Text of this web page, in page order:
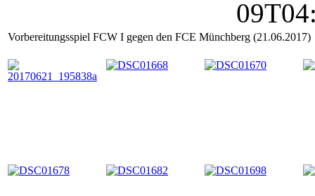
Vorbereitungsspiel FCW I gegen den FCE Münchberg (21.06.2017)